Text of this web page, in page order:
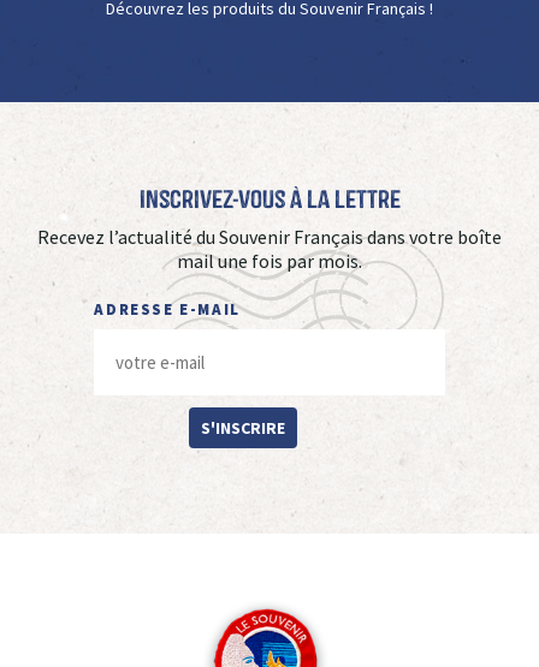
Découvrez les produits du Souvenir Français !
Inscrivez-vous à La Lettre
Recevez l’actualité du Souvenir Français dans votre boîte
mail une fois par mois.
ADRESSE E-MAIL
S'INSCRIRE